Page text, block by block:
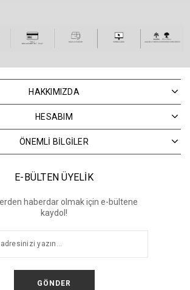
HAKKIMIZDA
HESABIM
ÖNEMLİ BİLGİLER
E-BÜLTEN ÜYELİK
haberdar olmak için e-bültene
kaydol!
GÖNDER